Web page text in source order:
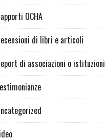
OCHA
di libri e articoli
di associazioni o istituzioni